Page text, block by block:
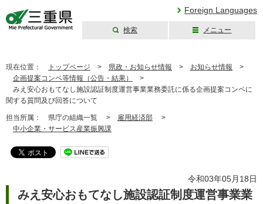
Foreign Languages
検索 メニュー
現在位置： トップページ > 県政・お知らせ情報 > お知らせ情報 >
企画提案コンペ等情報（公告・結果）
>
みえ安心おもてなし施設認証制度運営事業業務委託に係る企画提案コンペに
関する質問及び回答について
担当所属： 県庁の組織一覧 > 雇用経済部 >
中小企業・サービス産業振興課
令和03年05月18日
みえ安心おもてなし施設認証制度運営事業業